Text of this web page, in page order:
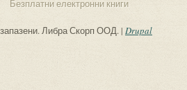
Безплатни електронни книги
Либра Скорп ООД. | Drupal